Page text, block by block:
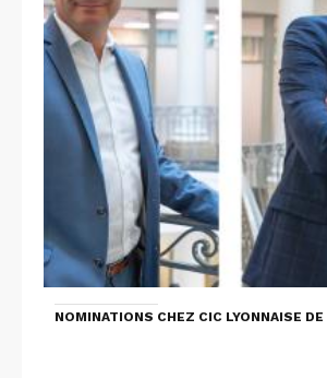
NOMINATIONS CHEZ CIC LYONNAISE DE